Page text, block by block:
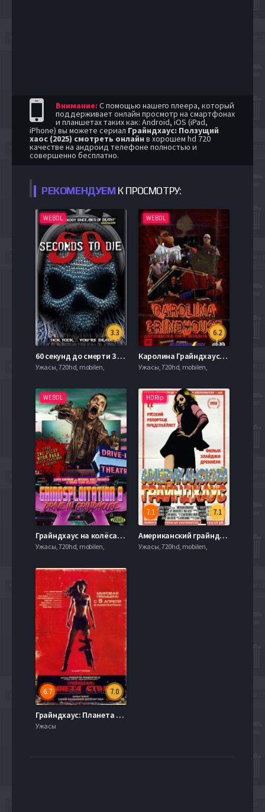
Внимание: С помощью нашего плеера, который
поддерживает онлайн просмотр на смартфонах
и планшетах таких как: Android, iOS (iPad,
iPhone) вы можете сериал Грайндхаус: Ползущий
хаос (2025) смотреть онлайн в хорошем hd 720
качестве на андроид телефоне полностью и
совершенно бесплатно.
РЕКОМЕНДУЕМ К ПРОСМОТРУ:
WEBDL
3.3
60 секунд до смерти 3 (2017)
Ужасы, 720hd, mobilen,
WEBDL
6.2
Каролина Грайндхаус: Ужасы округа Андерсон (2019)
Ужасы, 720hd, mobilen,
WEBDL
Грайндхаус на колёсах (2018)
Ужасы, 720hd, mobilen,
HDRip
7.1
7.1
Американский грайндхаус (2010)
Ужасы, 720hd, mobilen,
7.0
6.7
Грайндхаус: Планета страху (2007)
Ужасы